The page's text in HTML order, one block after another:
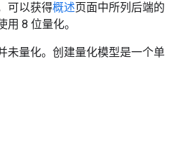
可以获得概述页面中所列后端的
8 位量化。
未量化。创建量化模型是一个单